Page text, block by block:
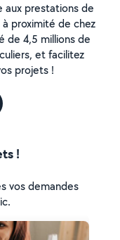
aux prestations de
proximité de chez
de 4,5 millions de
et facilitez
projets !
!
vos demandes